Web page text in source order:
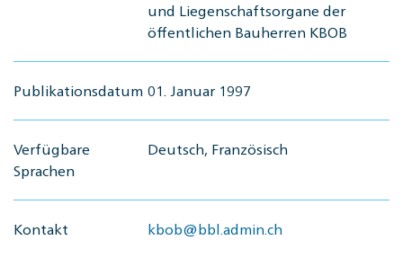
und Liegenschaftsorgane der
öffentlichen Bauherren KBOB
Publikationsdatum 01. Januar 1997
Verfügbare
Sprachen
Deutsch, Französisch
Kontakt kbob@bbl.admin.ch